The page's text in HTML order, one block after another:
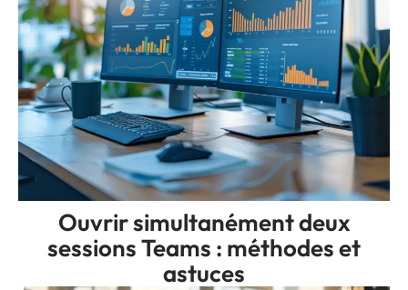
Ouvrir simultanément deux
sessions Teams : méthodes et
astuces